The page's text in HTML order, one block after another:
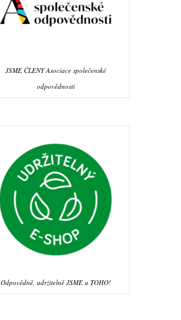
JSME ČLENY Asociace společenské
odpovědnosti
Odpovědně, udržitelně JSME u TOHO!